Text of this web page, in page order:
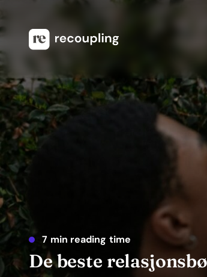
7 min reading time
De beste